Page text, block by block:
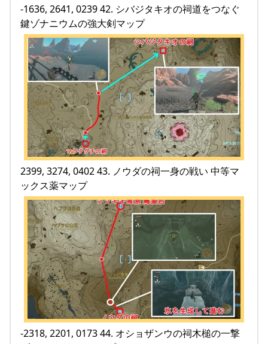
-1636, 2641, 0239 42. シバジタキオの祠道をつなぐ
鍵ゾナニウムの強大剣マップ
2399, 3274, 0402 43. ノウダの祠一身の戦い 中等マ
ックス薬マップ
-2318, 2201, 0173 44. オショザンウの祠木槌の一撃